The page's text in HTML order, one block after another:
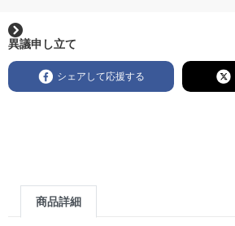
異議申し立て
シェアして応援する
商品詳細